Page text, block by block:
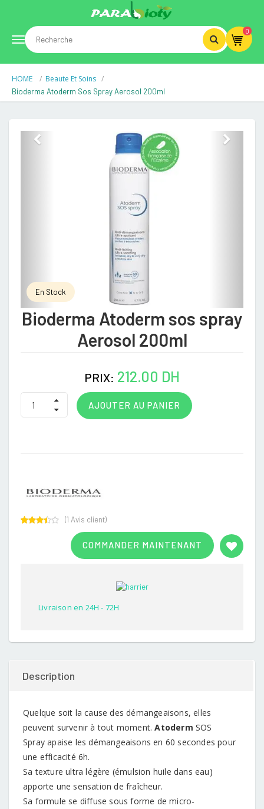
Toggle
navigation
0
HOME Beaute Et Soins
Bioderma Atoderm Sos Spray Aerosol 200ml
En Stock
Bioderma Atoderm sos spray
Aerosol 200ml
PRIX: 212.00 DH
AJOUTER AU PANIER
COMMANDER MAINTENANT
(1 Avis client)
Livraison en 24H - 72H
Description
Quelque soit la cause des démangeaisons, elles
peuvent survenir à tout moment.Atoderm SOS
Spray apaise les démangeaisons en 60 secondes pour
une efficacité 6h.
Sa texture ultra légère (émulsion huile dans eau)
apporte une sensation de fraîcheur.
Sa formule se diffuse sous forme de micro-